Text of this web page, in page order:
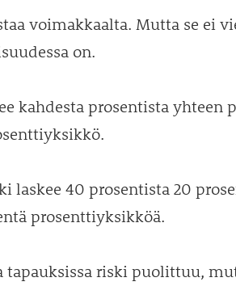
voimakkaalta. Mutta se ei
on.
kahdesta prosentista yhteen
laskee 40 prosentista 20
prosenttiyksikköä.
tapauksissa riski puolittuu,